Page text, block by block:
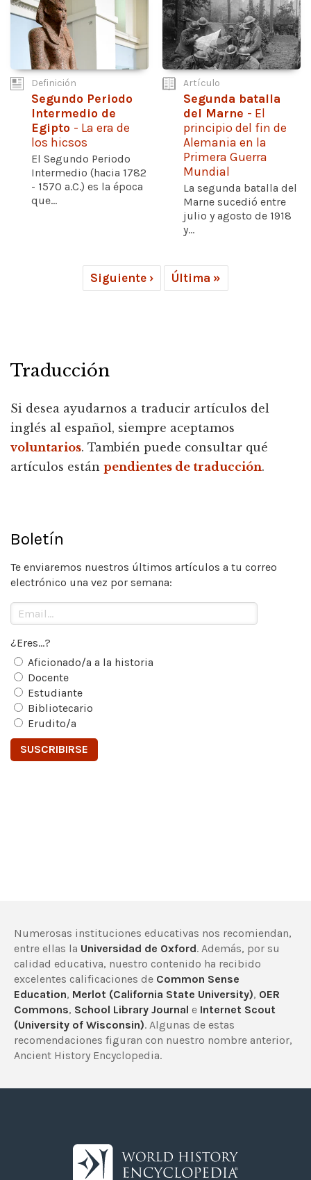
Definición
Segundo Periodo
Intermedio de
Egipto - La era de
los hicsos
El Segundo Periodo
Intermedio (hacia 1782
- 1570 a.C.) es la época
que...
Artículo
Segunda batalla
del Marne - El
principio del fin de
Alemania en la
Primera Guerra
Mundial
La segunda batalla del
Marne sucedió entre
julio y agosto de 1918
y...
Siguiente › Última »
Traducción
Si desea ayudarnos a traducir artículos del
inglés al español, siempre aceptamos
voluntarios. También puede consultar qué
artículos están pendientes de traducción.
Boletín
Te enviaremos nuestros últimos artículos a tu correo
electrónico una vez por semana:
¿Eres...?
Aficionado/a a la historia
Docente
Estudiante
Bibliotecario
Erudito/a
Numerosas instituciones educativas nos recomiendan,
entre ellas la Universidad de Oxford. Además, por su
calidad educativa, nuestro contenido ha recibido
excelentes calificaciones de Common Sense
Education, Merlot (California State University), OER
Commons, School Library Journal e Internet Scout
(University of Wisconsin). Algunas de estas
recomendaciones figuran con nuestro nombre anterior,
Ancient History Encyclopedia.